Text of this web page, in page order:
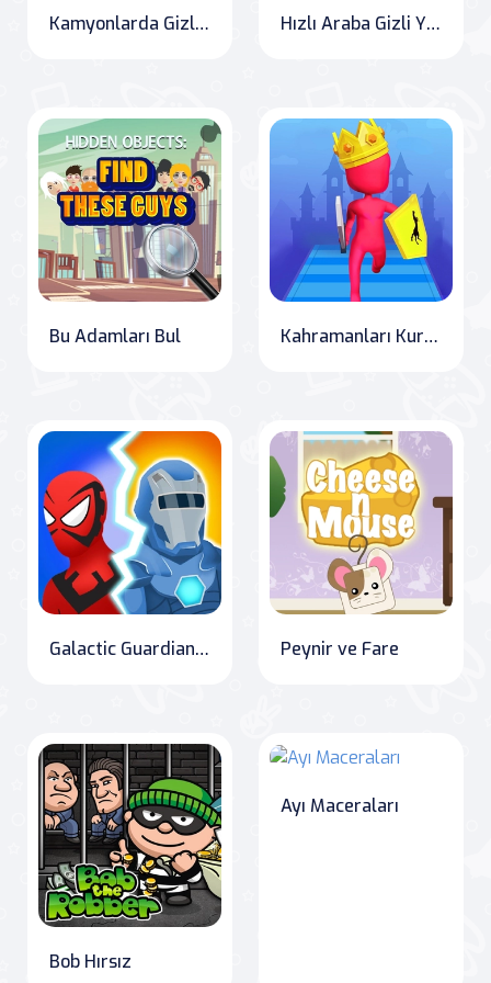
Kamyonlarda Gizli Anahtar Hızlı Araba Gizli Yıldızlar
Bu Adamları Bul Kahramanları Kurtar ve Çatışmaya Katıl
Galactic Guardians: Defenders of Earth Peynir ve Fare
Bob Hırsız
Ayı Maceraları